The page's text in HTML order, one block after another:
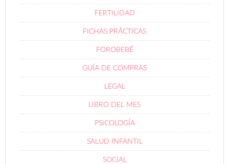
FERTILIDAD
FICHAS PRÁCTICAS
FOROBEBÉ
GUÍA DE COMPRAS
LEGAL
LIBRO DEL MES
PSICOLOGÍA
SALUD INFANTIL
SOCIAL